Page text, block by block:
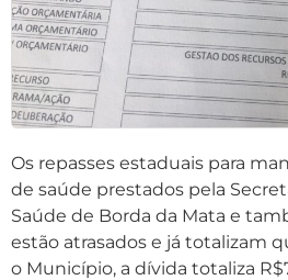
Os repasses estaduais para
de saúde prestados pela
Saúde de Borda da Mata e
estão atrasados e já totalizam
o Município, a dívida totaliza